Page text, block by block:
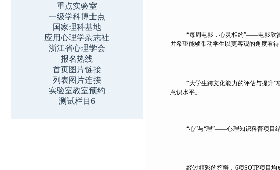
重点实验室
一级学科博士点
国家理科基地
应用心理学杂志社
浙江省心理学会
报名热线
首页图片链接
列表图片连接
实验室教室预约
测试栏目6
“每周电影，心灵相约”——电影欣
并希望能够带动学生以更客观的角度看
“大学生跨文化能力的评估与提升
意识水平。
“心”与“理”——心理知识科普项目
经过精彩的答辩，6项SQTP项目均